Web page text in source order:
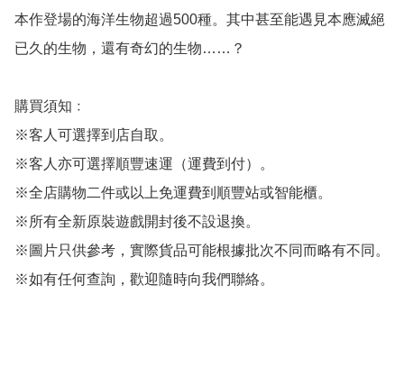
本作登場的海洋生物超過500種。其中甚至能遇見本應滅絕
已久的生物，還有奇幻的生物……？
購買須知﹕
※客人可選擇到店自取。
※客人亦可選擇順豐速運（運費到付）。
※全店購物二件或以上免運費到順豐站或智能櫃。
※所有全新原裝遊戲開封後不設退換。
※圖片只供參考，實際貨品可能根據批次不同而略有不同。
※如有任何查詢，歡迎隨時向我們聯絡。